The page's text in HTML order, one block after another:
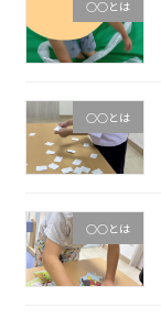
○○とは
○○とは
○○とは